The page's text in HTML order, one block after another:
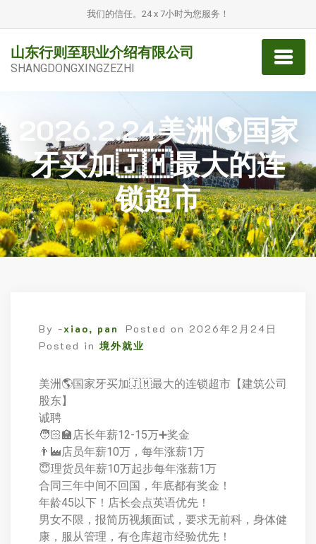
我们的信任。24 x 7小时为您服务！
山东行则至职业介绍有限公司
SHANGDONGXINGZEZHI
2026.2.24美洲🌎国家
牙买加🇯🇲最大的连
锁超市
By -xiao, pan Posted on 2026年2月24日
Posted in 境外就业
美洲🌎国家牙买加🇯🇲最大的连锁超市【建筑公司
股东】
诚聘
🧑🏻‍🏫店长年薪12-15万➕奖金
👨‍🏭店员年薪10万，每年涨薪1万
😇理货员年薪10万起步每年涨薪1万
合同三年中间不回国，年底都有奖金！
年龄45以下！店长会点英语优先！
男女不限，报简历视频面试，要求无前科，身体健
康，服从管理，有仓库超市经验优先！